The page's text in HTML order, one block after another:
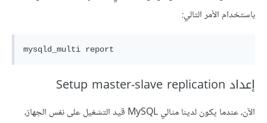
باستخدام الأمر التالي:
mysqld_multi report
إعداد Setup master-slave replication
الآن، عندما يكون لدينا مثالي MySQL قيد التشغيل على نفس الجهاز،